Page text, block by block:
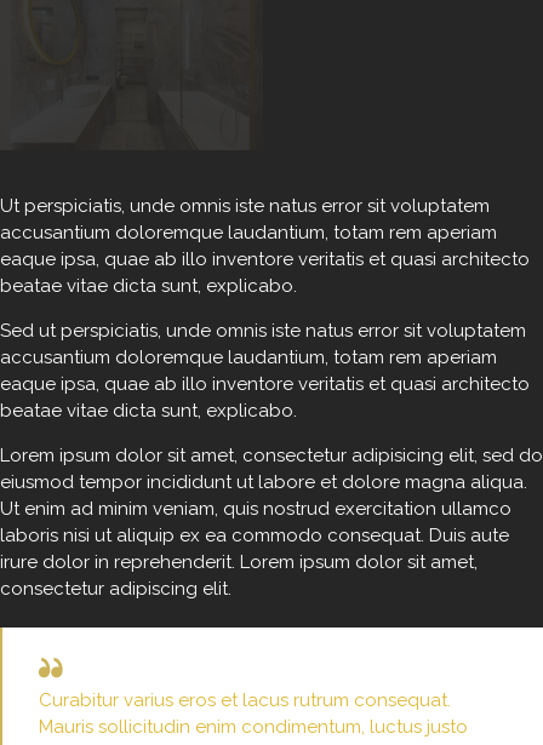
Ut perspiciatis, unde omnis iste natus error sit voluptatem
accusantium doloremque laudantium, totam rem aperiam
eaque ipsa, quae ab illo inventore veritatis et quasi architecto
beatae vitae dicta sunt, explicabo.
Sed ut perspiciatis, unde omnis iste natus error sit voluptatem
accusantium doloremque laudantium, totam rem aperiam
eaque ipsa, quae ab illo inventore veritatis et quasi architecto
beatae vitae dicta sunt, explicabo.
Lorem ipsum dolor sit amet, consectetur adipisicing elit, sed do
eiusmod tempor incididunt ut labore et dolore magna aliqua.
Ut enim ad minim veniam, quis nostrud exercitation ullamco
laboris nisi ut aliquip ex ea commodo consequat. Duis aute
irure dolor in reprehenderit. Lorem ipsum dolor sit amet,
consectetur adipiscing elit.
Curabitur varius eros et lacus rutrum consequat.
Mauris sollicitudin enim condimentum, luctus justo